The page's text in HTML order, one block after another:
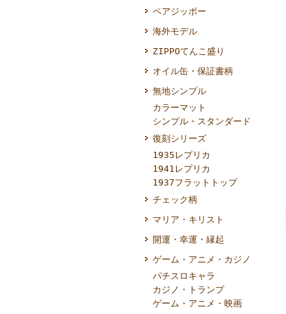
ペアジッポー
海外モデル
ZIPPOてんこ盛り
オイル缶・保証書柄
無地シンプル
カラーマット
シンプル・スタンダード
復刻シリーズ
1935レプリカ
1941レプリカ
1937フラットトップ
チェック柄
マリア・キリスト
開運・幸運・縁起
ゲーム・アニメ・カジノ
パチスロキャラ
カジノ・トランプ
ゲーム・アニメ・映画